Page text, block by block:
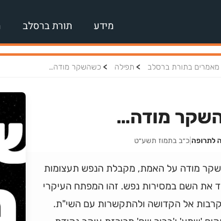
מידע תורת ברסלב
מאמרים בתורת ברסלב > תפילה > כשהשקר מודה…
מודה…
לתרופה כ״ב בתמוז תשע״ט
מודה על האמת, מקבלת הנפש תעצומות
את השם במסירות נפש. זהו המפתח העיקרי
אל הקדושה ולהתקשרות עם השי"ת.